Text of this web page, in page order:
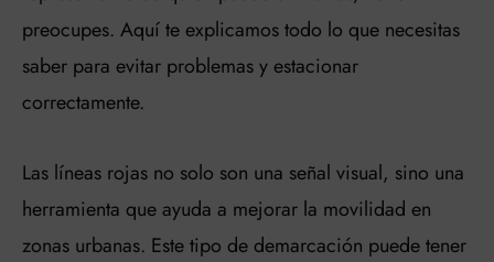
preocupes. Aquí te explicamos todo lo que necesitas
saber para evitar problemas y estacionar
correctamente.
Las líneas rojas no solo son una señal visual, sino una
herramienta que ayuda a mejorar la movilidad en
zonas urbanas. Este tipo de demarcación puede tener